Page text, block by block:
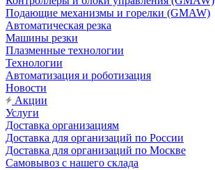
Подающие механизмы и горелки (GMAW)
Автоматическая резка
Машины резки
Плазменные технологии
Технологии
Автоматизация и роботизация
Новости
Акции
Услуги
Доставка организациям
Доставка для организаций по России
Доставка для организаций по Москве
Самовывоз с нашего склада